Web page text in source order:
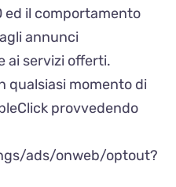
ed il comportamento
annunci
ai servizi offerti.
qualsiasi momento di
provvedendo
ads/onweb/optout?